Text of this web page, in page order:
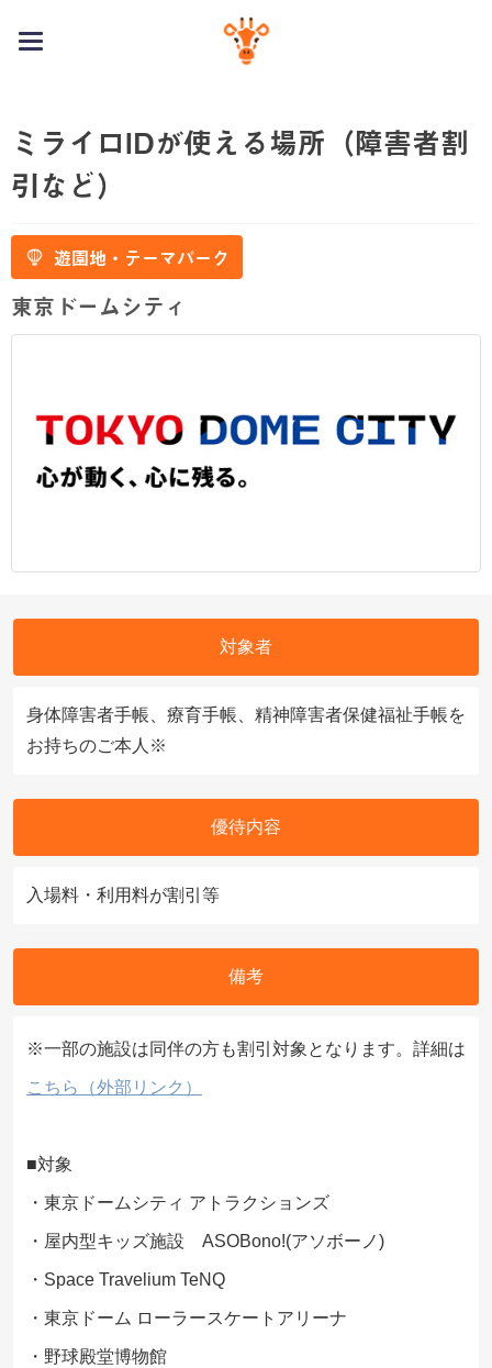
toggle
ミライロIDが使える場所（障害者割
引など）
遊園地・テーマパーク
東京ドームシティ
対象者
身体障害者手帳、療育手帳、精神障害者保健福祉手帳を
お持ちのご本人※
優待内容
入場料・利用料が割引等
備考
※一部の施設は同伴の方も割引対象となります。詳細は
こちら（外部リンク）
■対象
・東京ドームシティ アトラクションズ
・屋内型キッズ施設 ASOBono!(アソボーノ)
・Space Travelium TeNQ
・東京ドーム ローラースケートアリーナ
・野球殿堂博物館